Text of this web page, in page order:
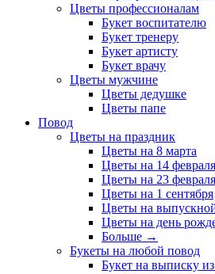
Цветы профессионалам
Букет воспитателю
Букет тренеру
Букет артисту
Букет врачу
Цветы мужчине
Цветы дедушке
Цветы папе
Повод
Цветы на праздник
Цветы на 8 марта
Цветы на 14 февраля
Цветы на 23 февраля
Цветы на 1 сентября
Цветы на
Цветы на день
Больше →
Букеты на любой повод
Букет на выписку